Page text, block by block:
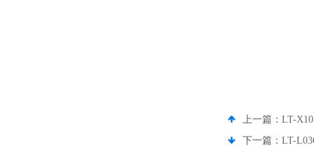
上一篇： LT-
下一篇： LT-